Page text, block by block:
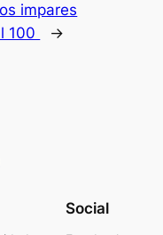
impares
100
→
Social